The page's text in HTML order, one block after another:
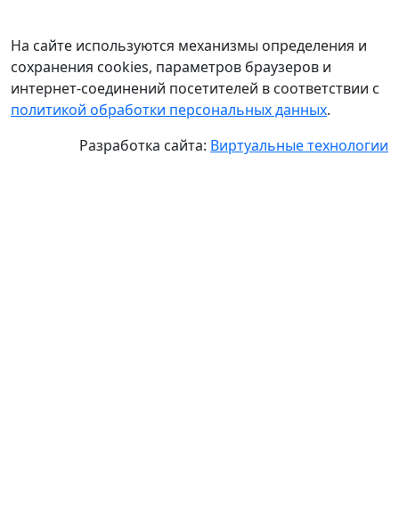
На сайте используются механизмы определения и
сохранения cookies, параметров браузеров и
интернет-соединений посетителей в соответствии с
политикой обработки персональных данных.
Разработка сайта: Виртуальные технологии